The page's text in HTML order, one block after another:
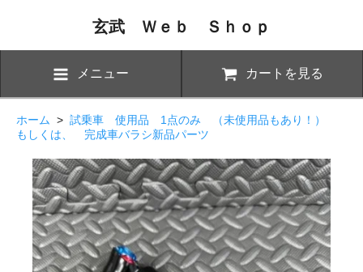
玄武 Ｗｅｂ Ｓｈｏｐ
メニュー カートを見る
ホーム > 試乗車 使用品 1点のみ （未使用品もあり！）
もしくは、 完成車バラシ新品パーツ